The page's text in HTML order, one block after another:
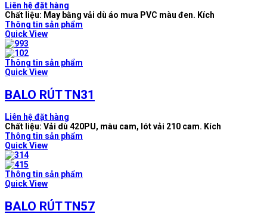
Liên hệ đặt hàng
Chất liệu: May bằng vải dù áo mưa PVC màu đen. Kích
Thông tin sản phẩm
Quick View
Thông tin sản phẩm
Quick View
BALO RÚT TN31
Liên hệ đặt hàng
Chất liệu: Vải dù 420PU, màu cam, lót vải 210 cam. Kích
Thông tin sản phẩm
Quick View
Thông tin sản phẩm
Quick View
BALO RÚT TN57